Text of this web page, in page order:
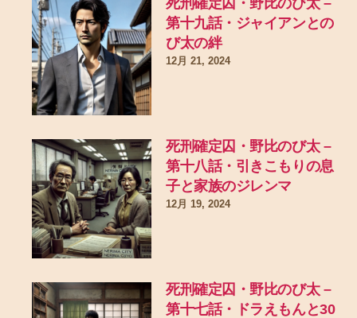
死刑確定囚・野比のび太 –
第十九話・ジャイアンとの
び太の絆
12月 21, 2024
死刑確定囚・野比のび太 –
第十八話・引きこもりの息
子と家族のジレンマ
12月 19, 2024
死刑確定囚・野比のび太 –
第十七話・ドラえもんと30